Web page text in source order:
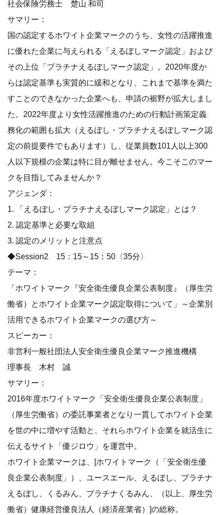
社会保険労務士 楚山 和司
サマリー：
国の認定するホワイト企業マークのうち、女性の活躍推進
に優れた企業に与えられる「えるぼしマーク認定」および
その上位「プラチナえるぼしマーク認定」。2020年度か
らは認定基準も実質的に緩和となり、これまで基準を満た
すことのできなかった企業へも、申請の裾野が拡大しまし
た。2022年度より女性活躍推進のための行動計画策定義
務化の範囲も拡大（えるぼし・プラチナえるぼしマーク認
定の前提要件でもあります）し、従業員数101人以上300
人以下規模の企業は特に目が離せません。今こそこのマー
クを目指してみませんか？
アジェンダ：
1. 「えるぼし・プラチナえるぼしマーク認定」とは？
2. 認定基準と必要な取組
3. 認定のメリットと注意点
◆Session2 15：15～15：50〈35分〉
テーマ：
「ホワイトマーク『安全衛生優良企業公表制度』（厚生労
働省）とホワイト企業マーク認定取得について」～企業別
活用できるホワイト企業マークの選び方～
スピーカー：
非営利一般社団法人安全衛生優良企業マーク推進機構
理事長 木村 誠
サマリー：
2016年度ホワイトマーク「安全衛生優良企業公表制度」
（厚生労働省）の委託事業者となり一貫してホワイト企業
を世の中に増やす活動と、それらホワイト企業を就活生に
伝えるサイト「優ジロウ」を運営中。
ホワイト企業マークは、[ホワイトマーク（「安全衛生優
良企業公表制度」）、ユースエール、えるぼし、プラチナ
えるぼし、くるみん、プラチナくるみん、（以上、厚生労
働省）健康経営優良法人（経済産業省）]の総称。